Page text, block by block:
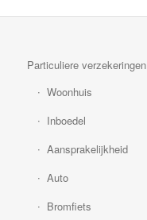
Particuliere verzekeringen
Woonhuis
Inboedel
Aansprakelijkheid
Auto
Bromfiets